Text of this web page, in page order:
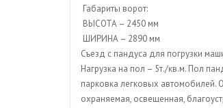
Габариты ворот:
ВЫСОТА – 2450 мм
ШИРИНА – 2890 мм
Съезд с пандуса для погрузки
Нагрузка на пол – 5т./кв.м. Пол
парковка легковых автомобилей.
охраняемая, освещенная,